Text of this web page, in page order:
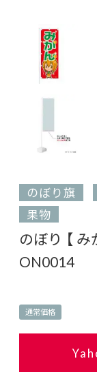
のぼり旗
果物
のぼり 【
ON0014
通常価格